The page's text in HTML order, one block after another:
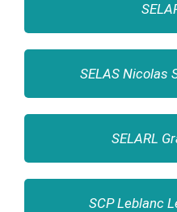
SELAS Nicolas
SELARL
SCP Leblanc